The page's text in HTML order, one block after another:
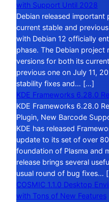
with Support Until 2028
Debian released
current stable and
with Debian 12 officially
phase. The Debian
versions for both its
previous one on July 11,
stability fixes and… […]
KDE Frameworks 6.28.0
KDE Frameworks 6.28.0
Plugin, New Barcode
KDE has released
update to its set of over
foundation of Plasma and
release brings several
usual round of bug fixes…
COSMIC 1.1.0 Desktop
with Tons of New Features